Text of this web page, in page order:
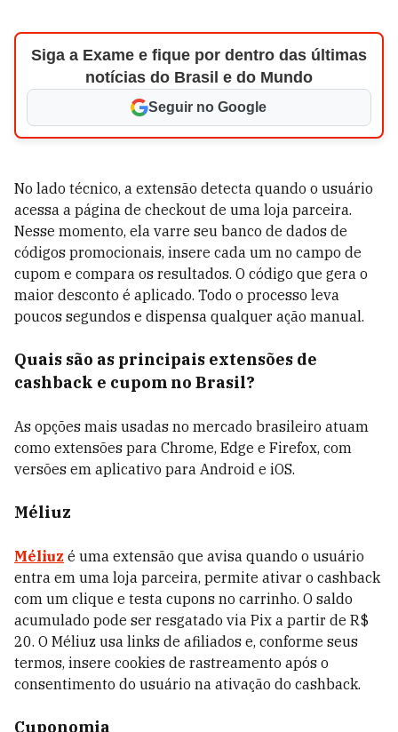
Siga a Exame e fique por dentro das últimas
notícias do Brasil e do Mundo
Seguir no Google
No lado técnico, a extensão detecta quando o usuário
acessa a página de checkout de uma loja parceira.
Nesse momento, ela varre seu banco de dados de
códigos promocionais, insere cada um no campo de
cupom e compara os resultados. O código que gera o
maior desconto é aplicado. Todo o processo leva
poucos segundos e dispensa qualquer ação manual.
Quais são as principais extensões de
cashback e cupom no Brasil?
As opções mais usadas no mercado brasileiro atuam
como extensões para Chrome, Edge e Firefox, com
versões em aplicativo para Android e iOS.
Méliuz
Méliuz é uma extensão que avisa quando o usuário
entra em uma loja parceira, permite ativar o cashback
com um clique e testa cupons no carrinho. O saldo
acumulado pode ser resgatado via Pix a partir de R$
20. O Méliuz usa links de afiliados e, conforme seus
termos, insere cookies de rastreamento após o
consentimento do usuário na ativação do cashback.
Cuponomia